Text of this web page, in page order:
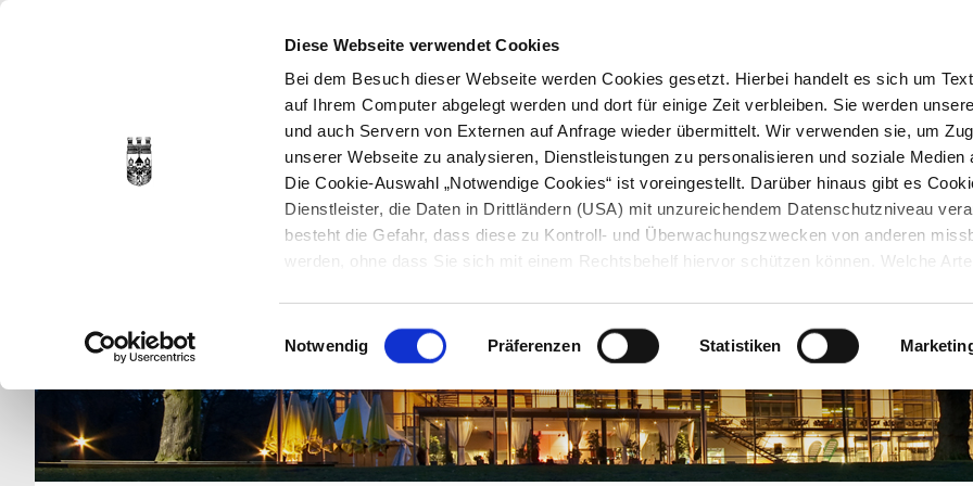
Diese Webseite verwendet Cookies
Bei dem Besuch dieser Webseite werden Cookies gesetzt. Hierbei handelt es sich um
auf Ihrem Computer abgelegt werden und dort für einige Zeit verbleiben. Sie werden
und auch Servern von Externen auf Anfrage wieder übermittelt. Wir verwenden sie, um
unserer Webseite zu analysieren, Dienstleistungen zu personalisieren und soziale Medien
Die Cookie-Auswahl „Notwendige Cookies“ ist voreingestellt. Darüber hinaus gibt es
Dienstleister, die Daten in Drittländern (USA) mit unzureichendem Datenschutzniveau
besteht die Gefahr, dass diese zu Kontroll- und Überwachungszwecken von anderen
werden, ohne dass Sie sich mit einem Rechtsbehelf hiervor schützen können. Welche
Datenschutzerklärung
entnehmen. Die von Ihnen getroffene Auswahl der gewünschten
jederzeit mit Wirkung für die Zukunft angepasst oder
werden.
Einwilligungsauswahl
Notwendig Präferenzen Statistiken
STARTSEITE